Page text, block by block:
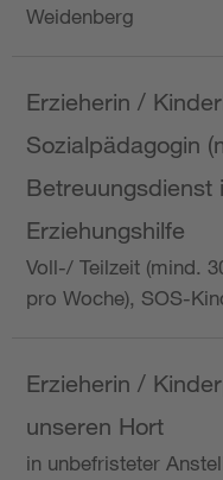
Weidenberg
Erzieherin /
Sozialpädagogin
Betreuungsdienst
Erziehungshilfe
Voll-/ Teilzeit (mind.
pro Woche), SOS-
Erzieherin /
unseren Hort
in unbefristeter